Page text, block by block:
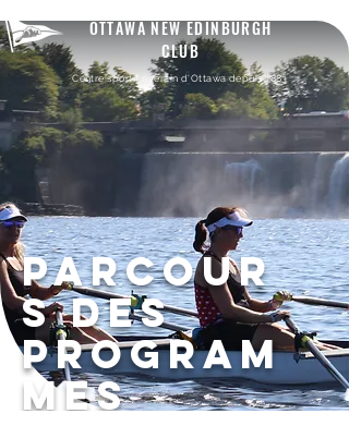
OTTAWA NEW EDINBURGH
CLUB
Centre sportif riverain d'Ottawa depuis 1883
Parcour
s des
program
mes